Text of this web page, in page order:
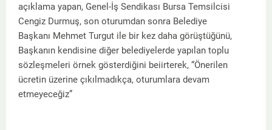
açıklama yapan, Genel-İş Sendikası Bursa Temsilcisi
Cengiz Durmuş, son oturumdan sonra Belediye
Başkanı Mehmet Turgut ile bir kez daha görüştüğünü,
Başkanın kendisine diğer belediyelerde yapılan toplu
sözleşmeleri örnek gösterdiğini beiirterek, “Önerilen
ücretin üzerine çıkılmadıkça, oturumlara devam
etmeyeceğiz”